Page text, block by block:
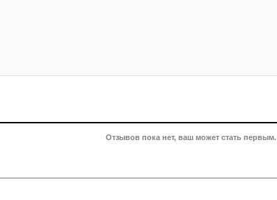
Отзывов пока нет, ваш может стать первым.